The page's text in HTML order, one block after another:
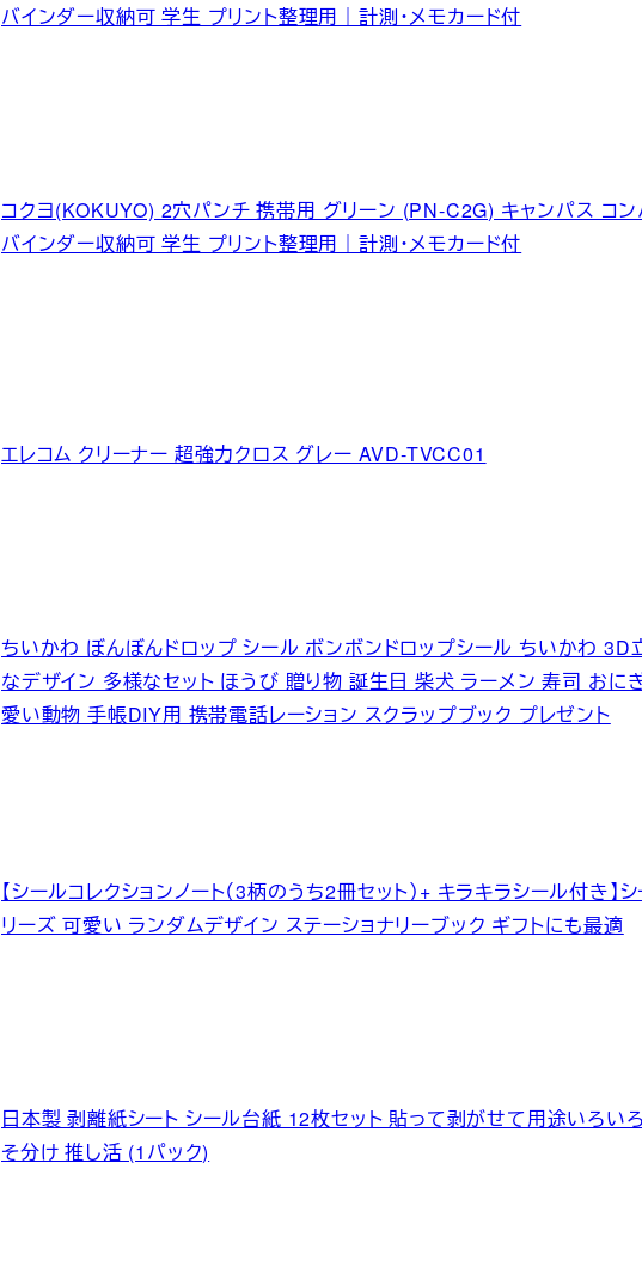
バインダー収納可 学生 プリント整理用｜計測・メモカード付
コクヨ(KOKUYO) 2穴パンチ 携帯用 グリーン (PN-C2G) キャンパス コ
バインダー収納可 学生 プリント整理用｜計測・メモカード付
エレコム クリーナー 超強力クロス グレー AVD-TVCC01
ちいかわ ぼんぼんドロップ シール ボンボンドロップシール ちいかわ 3D
なデザイン 多様なセット ほうび 贈り物 誕生日 柴犬 ラーメン 寿司 おに
愛い動物 手帳DIY用 携帯電話レーション スクラップブック プレゼント
【シールコレクションノート（3柄のうち2冊セット）+ キラキラシール付き】
リーズ 可愛い ランダムデザイン ステーショナリーブック ギフトにも最適
日本製 剥離紙シート シール台紙 12枚セット 貼って剥がせて用途いろい
そ分け 推し活 (1パック)